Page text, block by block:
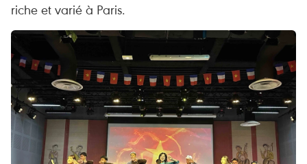
riche et varié à Paris.